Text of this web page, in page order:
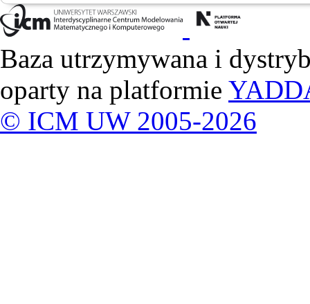
Baza utrzymywana i
oparty na platformie
© ICM UW 2005-2026